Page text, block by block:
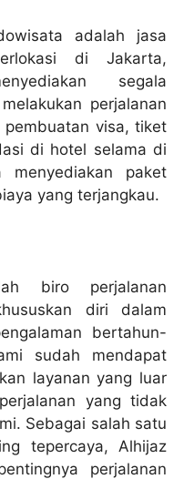
adalah jasa
di Jakarta,
segala
perjalanan
visa, tiket
di hotel selama di
paket
yang terjangkau.
biro perjalanan
diri dalam
bertahun-
sudah mendapat
layanan yang luar
yang tidak
Sebagai salah satu
tepercaya, Alhijaz
perjalanan